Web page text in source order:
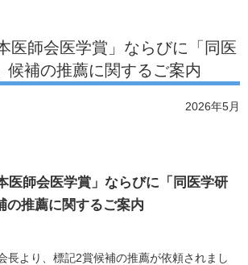
医師会医学賞」ならびに「同医
候補の推薦に関するご案内
2026年5月
医師会医学賞」ならびに「同医学研
の推薦に関するご案内
より、標記2賞候補の推薦が依頼されまし